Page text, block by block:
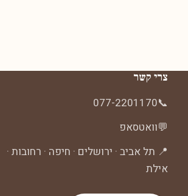
צרי קשר
📞
077-2201170
💬וואטסאפ
📍 תל אביב · ירושלים · חיפה · רחובות ·
אילת